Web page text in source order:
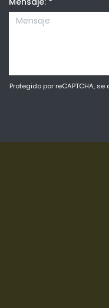
Protegido por reCAPTCHA,